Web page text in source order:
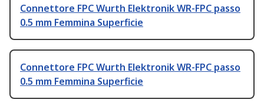
Connettore FPC Wurth Elektronik WR-FPC passo
0.5 mm Femmina Superficie
Connettore FPC Wurth Elektronik WR-FPC passo
0.5 mm Femmina Superficie